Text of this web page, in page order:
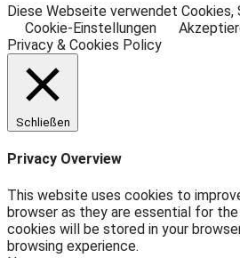
Diese Webseite verwendet Cookies,
Cookie-Einstellungen
Privacy & Cookies Policy
Schließen
Privacy Overview
This website uses cookies to
browser as they are essential for
cookies will be stored in your
browsing experience.